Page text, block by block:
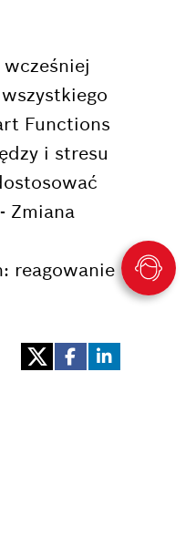
Functions
i stresu
Zmiana
reagowanie